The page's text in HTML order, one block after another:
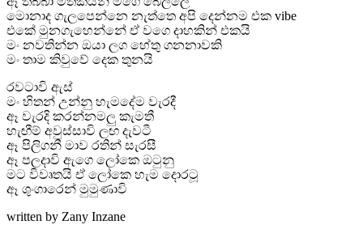
මොනාද ගැලපෙන්නෙ නැත්තෙ අපි දෙන්නම එක vibe
එකේ මුනගැහෙන්නේ ඒ වගෙ දාහකින් එකයි
මං නවතින්න ඔයා ලග හේතු ගනනාවකි
මං තාම කිවුවේ දෙක තුනයි
රවටාවි ඇස්
මං හිතන් උන්නු හැමදේම වැරදී
ඈ වැරදි කරන්නමලු කැමතී
හැඟීම් අවුස්සාවි ලඟ දැවටී
ඈ පිලිගනී මාව රතින් සැරසී
ඈ පලදාවි ඇගෙ ලෝකෙ ඔටුනු
මට විවෘතයි ඒ ලෝකෙ හැම දොරටූ
ඈ ශුංගාරෙන් මුමුණාවි
written by Zany Inzane